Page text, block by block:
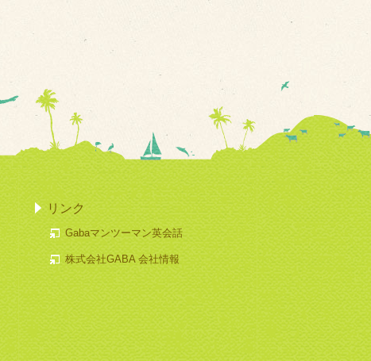
リンク
Gabaマンツーマン英会話
株式会社GABA 会社情報